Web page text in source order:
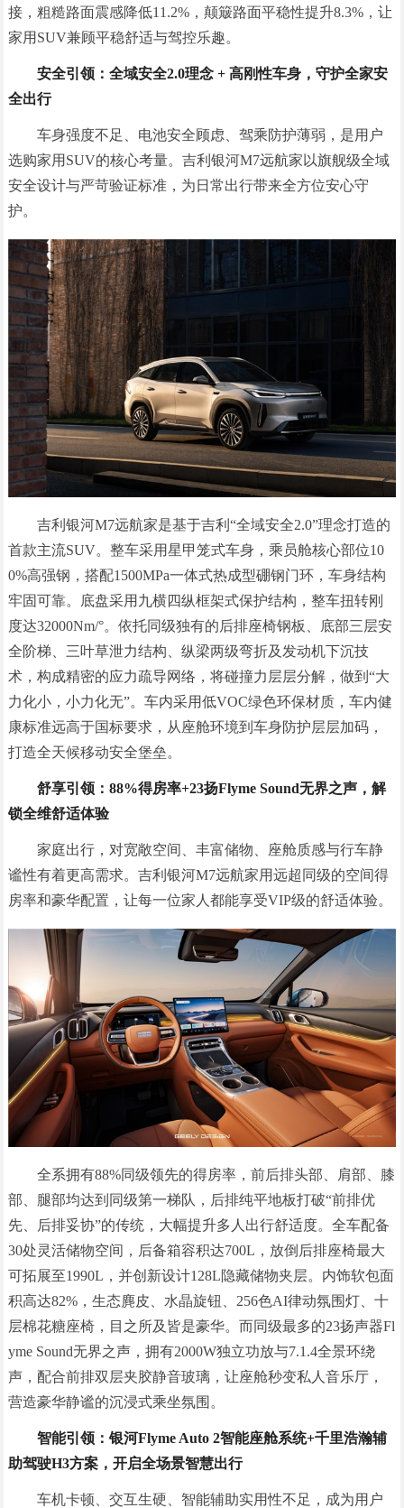
接，粗糙路面震感降低11.2%，颠簸路面平稳性提升8.3%，让
家用SUV兼顾平稳舒适与驾控乐趣。
安全引领：全域安全2.0理念 + 高刚性车身，守护全家安
全出行
车身强度不足、电池安全顾虑、驾乘防护薄弱，是用户
选购家用SUV的核心考量。吉利银河M7远航家以旗舰级全域
安全设计与严苛验证标准，为日常出行带来全方位安心守
护。
吉利银河M7远航家是基于吉利“全域安全2.0”理念打造的
首款主流SUV。整车采用星甲笼式车身，乘员舱核心部位10
0%高强钢，搭配1500MPa一体式热成型硼钢门环，车身结构
牢固可靠。底盘采用九横四纵框架式保护结构，整车扭转刚
度达32000Nm/°。依托同级独有的后排座椅钢板、底部三层安
全阶梯、三叶草泄力结构、纵梁两级弯折及发动机下沉技
术，构成精密的应力疏导网络，将碰撞力层层分解，做到“大
力化小，小力化无”。车内采用低VOC绿色环保材质，车内健
康标准远高于国标要求，从座舱环境到车身防护层层加码，
打造全天候移动安全堡垒。
舒享引领：88%得房率+23扬Flyme Sound无界之声，解
锁全维舒适体验
家庭出行，对宽敞空间、丰富储物、座舱质感与行车静
谧性有着更高需求。吉利银河M7远航家用远超同级的空间得
房率和豪华配置，让每一位家人都能享受VIP级的舒适体验。
全系拥有88%同级领先的得房率，前后排头部、肩部、膝
部、腿部均达到同级第一梯队，后排纯平地板打破“前排优
先、后排妥协”的传统，大幅提升多人出行舒适度。全车配备
30处灵活储物空间，后备箱容积达700L，放倒后排座椅最大
可拓展至1990L，并创新设计128L隐藏储物夹层。内饰软包面
积高达82%，生态麂皮、水晶旋钮、256色AI律动氛围灯、十
层棉花糖座椅，目之所及皆是豪华。而同级最多的23扬声器Fl
yme Sound无界之声，拥有2000W独立功放与7.1.4全景环绕
声，配合前排双层夹胶静音玻璃，让座舱秒变私人音乐厅，
营造豪华静谧的沉浸式乘坐氛围。
智能引领：银河Flyme Auto 2智能座舱系统+千里浩瀚辅
助驾驶H3方案，开启全场景智慧出行
车机卡顿、交互生硬、智能辅助实用性不足，成为用户